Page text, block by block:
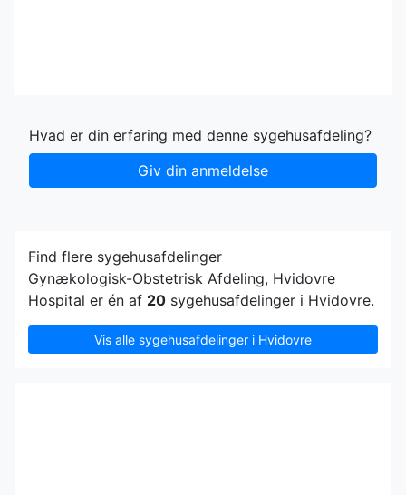
Hvad er din erfaring med denne sygehusafdeling?
Giv din anmeldelse
Find flere sygehusafdelinger
Gynækologisk-Obstetrisk Afdeling, Hvidovre
Hospital er én af 20 sygehusafdelinger i Hvidovre.
Vis alle sygehusafdelinger i Hvidovre